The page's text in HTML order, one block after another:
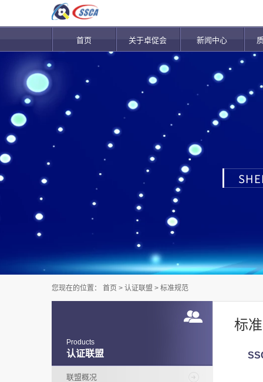
首页 关于卓促会 新闻中心
认证联盟
Products
联盟概况
标
您现在的位置： 首页 > 认证联盟 > 标准规范